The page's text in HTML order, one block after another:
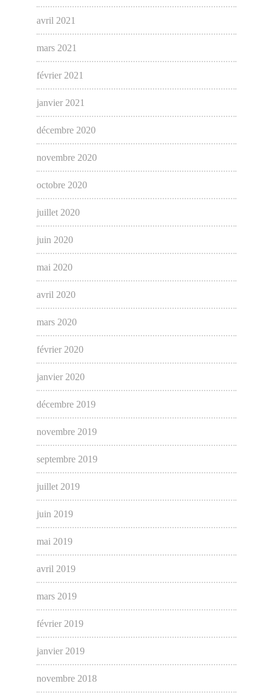
avril 2021
mars 2021
février 2021
janvier 2021
décembre 2020
novembre 2020
octobre 2020
juillet 2020
juin 2020
mai 2020
avril 2020
mars 2020
février 2020
janvier 2020
décembre 2019
novembre 2019
septembre 2019
juillet 2019
juin 2019
mai 2019
avril 2019
mars 2019
février 2019
janvier 2019
novembre 2018